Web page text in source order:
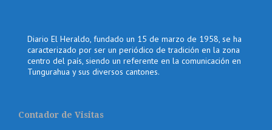
Diario El Heraldo, fundado un 15 de marzo de 1958, se ha
caracterizado por ser un periódico de tradición en la zona
centro del país, siendo un referente en la comunicación en
Tungurahua y sus diversos cantones.
Contador de Visitas